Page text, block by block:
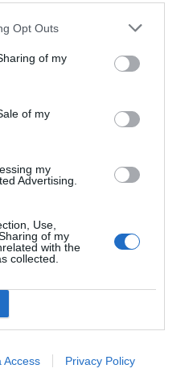
Opt Outs
of my
of my
my
Advertising.
Use,
of my
with the
collected.
Access Privacy Policy